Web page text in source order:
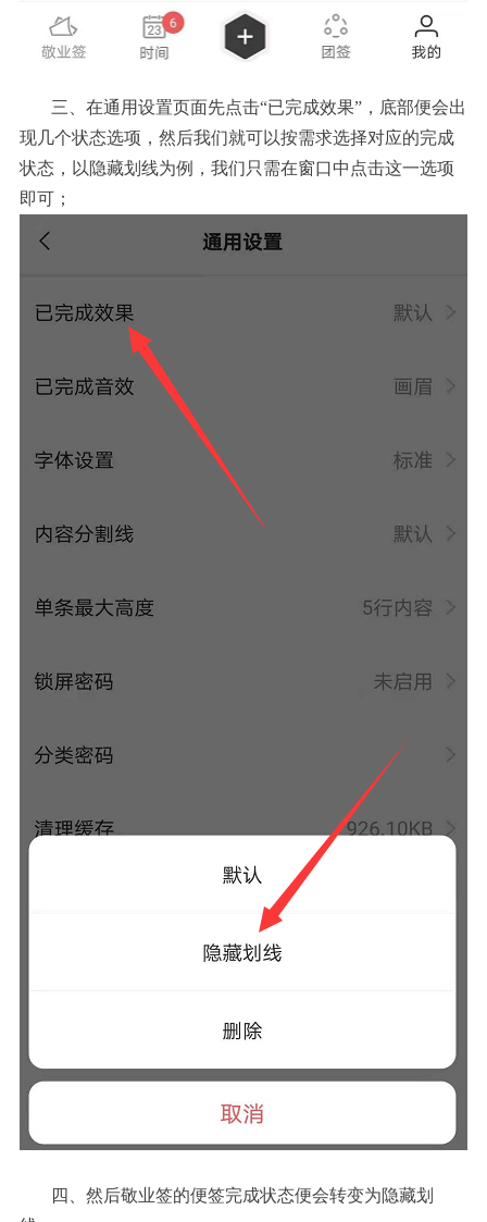
三、 在通用设置页面先点击“已完成效果”，底部便会出
现几个状态选项，然后我们就可以按需求选择对应的完成
状态，以隐藏划线为例，我们只需在窗口中点击这一选项
即可；
四、 然后敬业签的便签完成状态便会转变为隐藏划